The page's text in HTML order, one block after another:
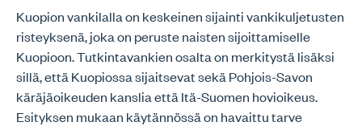
Kuopion vankilalla on keskeinen sijainti vankikuljetusten
risteyksenä, joka on peruste naisten sijoittamiselle
Kuopioon. Tutkintavankien osalta on merkitystä lisäksi
sillä, että Kuopiossa sijaitsevat sekä Pohjois-Savon
käräjäoikeuden kanslia että Itä-Suomen hovioikeus.
Esityksen mukaan käytännössä on havaittu tarve